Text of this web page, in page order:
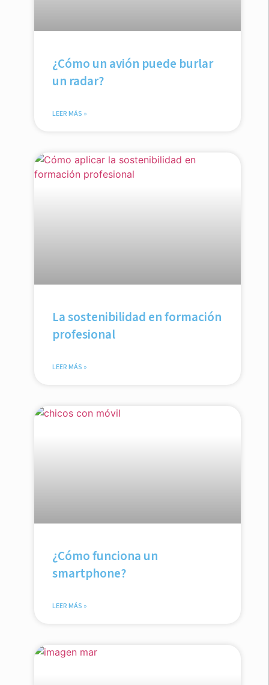
¿Cómo un avión puede burlar
un radar?
LEER MÁS »
La sostenibilidad en formación
profesional
LEER MÁS »
¿Cómo funciona un
smartphone?
LEER MÁS »